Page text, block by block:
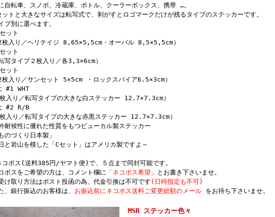
自転車、スノボ、冷蔵庫、ボトル、クーラーボックス、携帯 …。
ットと大きなサイズは転写式で、剥がすとロゴマークだけが残るタイプのステッカーです。
プ別に選べます。
ット
2枚入り／ヘリテイジ 8,65×5,5cm・オーバル 8,5×5,5cm）
ット
転写タイプ２枚入り／各3,3×6cm）
ット
2枚入り／サンセット 5×5cm ・ロックスパイア6.5×3cm）
#1 WHT
入り／転写タイプの大きな白ステッカー 12.7×7.3cm）
#2 R/B
入り／転写タイプの大きな赤黒ステッカー 12.7×7.3cm）
耐候性に優れた性質をもつビューカル製ステッカー
のづくり日本製」
と岩山を模した「Cセット」はアメリカ製ですよ～
コポス(送料385円/ヤマト便)で、５点まで同封可能です。
ポスをご希望の方は、コメント欄に 「ネコポス希望」 とお書き下さいませ。
け取り方法はポスト投函の為、代金引換は不可です (日時指定も不可)
、銀行振込のお客様は、 お振込前にネコポス送料ご変更総額のメール をお待ち下さいませ。
MSR ステッカー色々